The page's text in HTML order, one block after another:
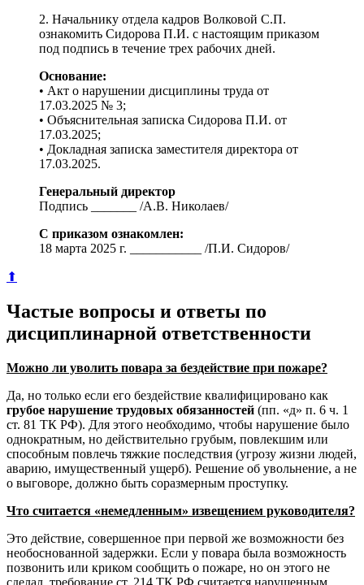
2. Начальнику отдела кадров Волковой С.П.
ознакомить Сидорова П.И. с настоящим приказом
под подпись в течение трех рабочих дней.
Основание:
• Акт о нарушении дисциплины труда от
17.03.2025 № 3;
• Объяснительная записка Сидорова П.И. от
17.03.2025;
• Докладная записка заместителя директора от
17.03.2025.
Генеральный директор
Подпись _______ /А.В. Николаев/
С приказом ознакомлен:
18 марта 2025 г. ___________ /П.И. Сидоров/
⬆
Частые вопросы и ответы по
дисциплинарной ответственности
Можно ли уволить повара за бездействие при пожаре?
Да, но только если его бездействие квалифицировано как
грубое нарушение трудовых обязанностей (пп. «д» п. 6 ч. 1
ст. 81 ТК РФ). Для этого необходимо, чтобы нарушение было
однократным, но действительно грубым, повлекшим или
способным повлечь тяжкие последствия (угрозу жизни людей,
аварию, имущественный ущерб). Решение об увольнение, а не
о выговоре, должно быть соразмерным проступку.
Что считается «немедленным» извещением руководителя?
Это действие, совершенное при первой же возможности без
необоснованной задержки. Если у повара была возможность
позвонить или криком сообщить о пожаре, но он этого не
сделал, требование ст. 214 ТК РФ считается нарушенным.